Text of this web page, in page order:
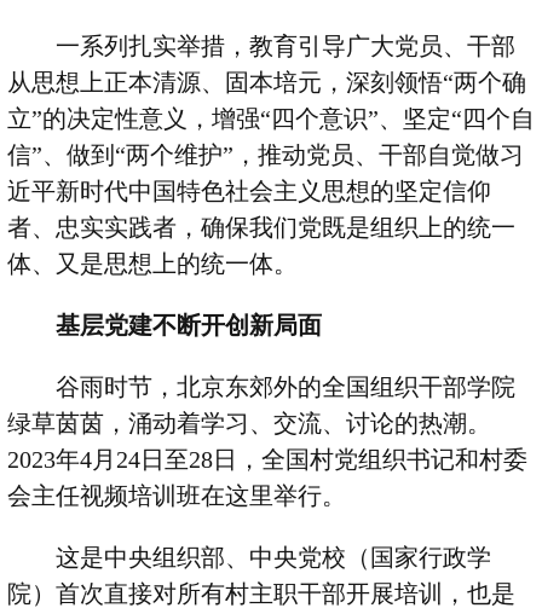
一系列扎实举措，教育引导广大党员、干部
从思想上正本清源、固本培元，深刻领悟“两个确
立”的决定性意义，增强“四个意识”、坚定“四个自
信”、做到 “两个维护” ，推动党员、干部自觉做习
近平新时代中国特色社会主义思想的坚定信仰
者、忠实实践者，确保我们党既是组织上的统一
体、又是思想上的统一体。
基层党建不断开创新局面
谷雨时节，北京东郊外的全国组织干部学院
绿草茵茵，涌动着学习、交流、讨论的热潮。
2023年4月 24日至28日，全国村党组织书记和村委
会主任视频培训班在这里举行。
这是中央组织部、中央党校（国家行政学
院）首次直接对所有村主职干部开展培训，也是